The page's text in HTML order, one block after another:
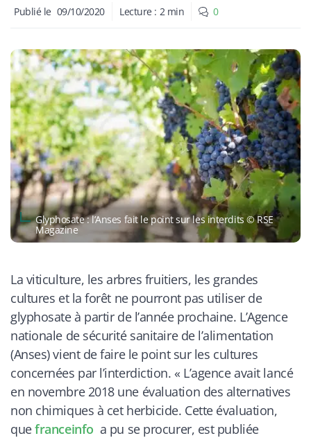
Publié le 09/10/2020 Lecture : 2 min 0
Glyphosate : l’Anses fait le point sur les interdits © RSE
Magazine
La viticulture, les arbres fruitiers, les grandes
cultures et la forêt ne pourront pas utiliser de
glyphosate à partir de l’année prochaine. L’Agence
nationale de sécurité sanitaire de l’alimentation
(Anses) vient de faire le point sur les cultures
concernées par l’interdiction. « L’agence avait lancé
en novembre 2018 une évaluation des alternatives
non chimiques à cet herbicide. Cette évaluation,
quefranceinfo a pu se procurer, est publiée